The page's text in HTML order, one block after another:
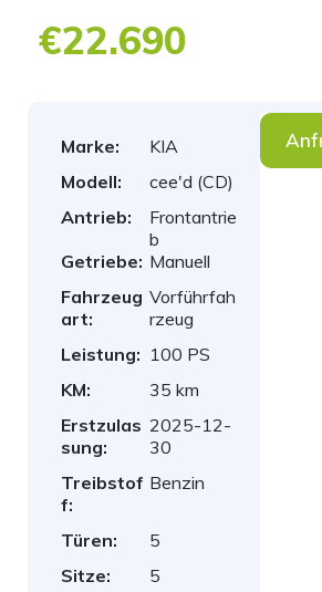
€22.690
Marke:
KIA
Modell:
cee'd (CD)
Antrieb:
Frontantrie
b
Getriebe: Manuell
Fahrzeug
art:
Vorführfah
rzeug
Leistung: 100 PS
KM:
35 km
Erstzulas
sung:
2025-12-
30
Treibstof
f:
Benzin
Türen:
5
Sitze:
5